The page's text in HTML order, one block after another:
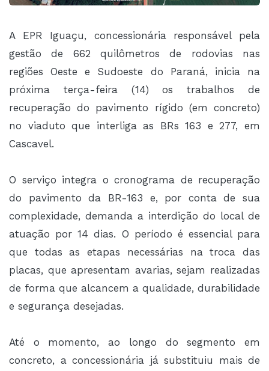
A EPR Iguaçu, concessionária responsável pela
gestão de 662 quilômetros de rodovias nas
regiões Oeste e Sudoeste do Paraná, inicia na
próxima terça-feira (14) os trabalhos de
recuperação do pavimento rígido (em concreto)
no viaduto que interliga as BRs 163 e 277, em
Cascavel.
O serviço integra o cronograma de recuperação
do pavimento da BR-163 e, por conta de sua
complexidade, demanda a interdição do local de
atuação por 14 dias. O período é essencial para
que todas as etapas necessárias na troca das
placas, que apresentam avarias, sejam realizadas
de forma que alcancem a qualidade, durabilidade
e segurança desejadas.
Até o momento, ao longo do segmento em
concreto, a concessionária já substituiu mais de